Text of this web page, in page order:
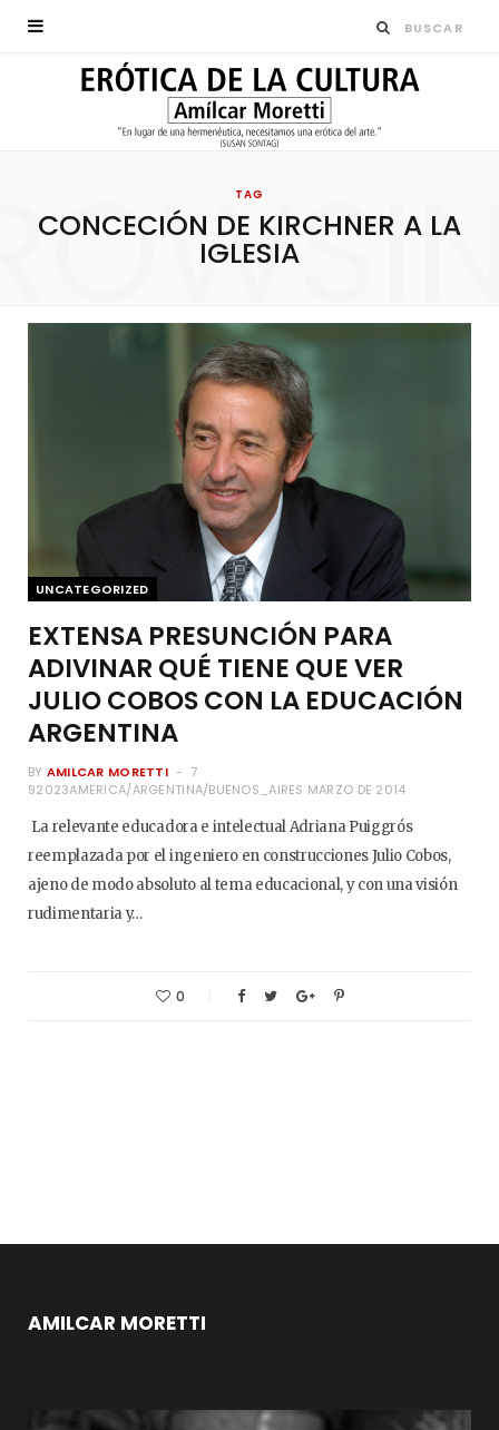
TAG
CONCECIÓN DE KIRCHNER A LA
IGLESIA
UNCATEGORIZED
EXTENSA PRESUNCIÓN PARA
ADIVINAR QUÉ TIENE QUE VER
JULIO COBOS CON LA EDUCACIÓN
ARGENTINA
BY AMILCAR MORETTI
7
92023AMERICA/ARGENTINA/BUENOS_AIRES MARZO DE 2014
La relevante educadora e intelectual Adriana Puiggrós
reemplazada por el ingeniero en construcciones Julio Cobos,
ajeno de modo absoluto al tema educacional, y con una visión
rudimentaria y…
0
AMILCAR MORETTI